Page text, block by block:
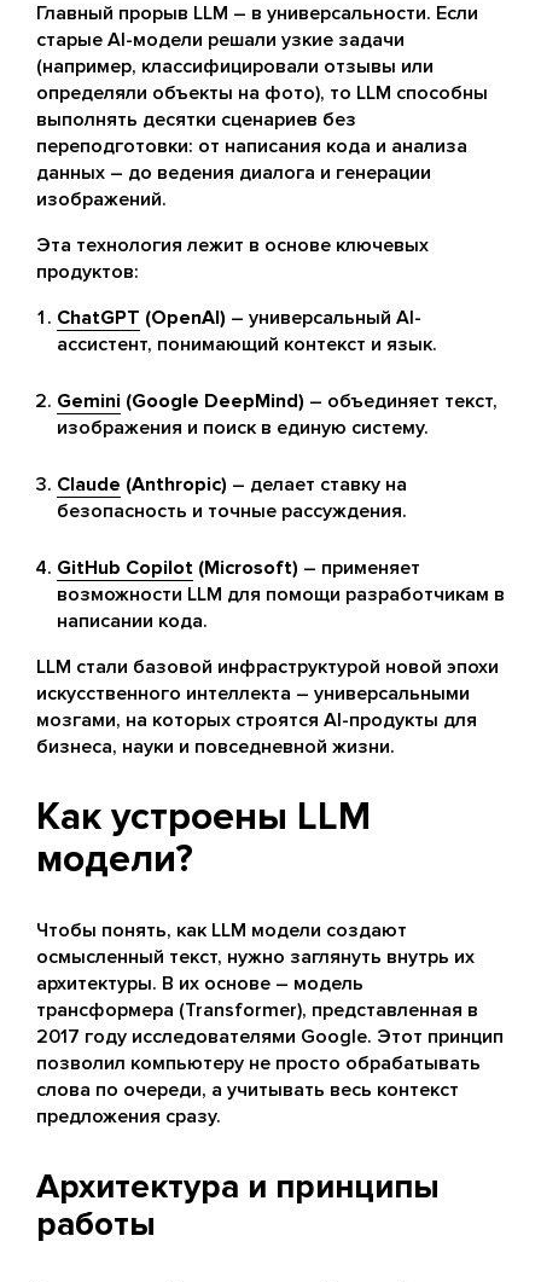
Главный прорыв LLM – в универсальности. Если
старые AI-модели решали узкие задачи
(например, классифицировали отзывы или
определяли объекты на фото), то LLM способны
выполнять десятки сценариев без
переподготовки: от написания кода и анализа
данных – до ведения диалога и генерации
изображений.
Эта технология лежит в основе ключевых
продуктов:
ChatGPT (OpenAI) – универсальный AI-
ассистент, понимающий контекст и язык.
Gemini (Google DeepMind) – объединяет текст,
изображения и поиск в единую систему.
Claude (Anthropic) – делает ставку на
безопасность и точные рассуждения.
GitHub Copilot (Microsoft) – применяет
возможности LLM для помощи разработчикам в
написании кода.
LLM стали базовой инфраструктурой новой эпохи
искусственного интеллекта – универсальными
мозгами, на которых строятся AI-продукты для
бизнеса, науки и повседневной жизни.
Как устроены LLM
модели?
Чтобы понять, как LLM модели создают
осмысленный текст, нужно заглянуть внутрь их
архитектуры. В их основе – модель
трансформера (Transformer), представленная в
2017 году исследователями Google. Этот принцип
позволил компьютеру не просто обрабатывать
слова по очереди, а учитывать весь контекст
предложения сразу.
Архитектура и принципы
работы